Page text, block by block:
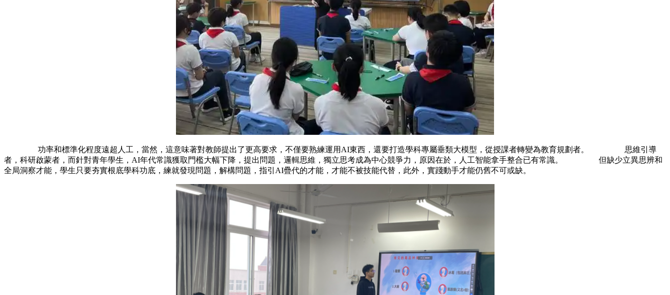
功率和標準化程度遠超人工，當然，這意味著對教師提出了更高要求，不僅要熟練運用AI東西，還要打造學科專屬垂類大模型，從授課者轉變為教育規劃者。 思維引導
者，科研啟蒙者，而針對青年學生，AI年代常識獲取門檻大幅下降，提出問題，邏輯思維，獨立思考成為中心競爭力，原因在於，人工智能拿手整合已有常識。 但缺少立異思辨和
全局洞察才能，學生只要夯實根底學科功底，練就發現問題，解構問題，指引AI疊代的才能，才能不被技能代替，此外，實踐動手才能仍舊不可或缺。